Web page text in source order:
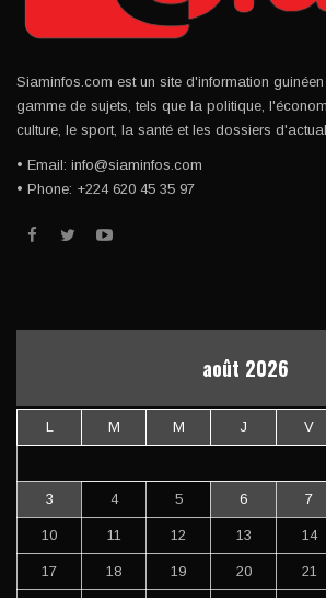
Siaminfos.com est un site d'information
gamme de sujets, tels que la politique,
culture, le sport, la santé et les dossiers
• Email: info@siaminfos.com
• Phone: +224 620 45 35 97
août 2026
L M M J V
3 4 5 6 7
10 11 12 13 14
17 18 19 20 21